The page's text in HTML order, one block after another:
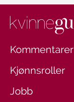
Kommentarer
Kjønnsroller
Jobb